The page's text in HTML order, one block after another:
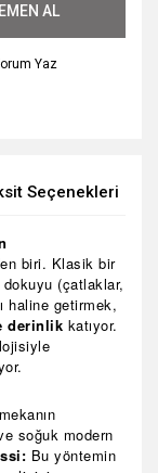
AL
Yaz
Seçenekleri
biri. Klasik bir
dokuyu (çatlaklar,
haline getirmek,
derinlik katıyor.
soğuk modern
Bu yöntemin